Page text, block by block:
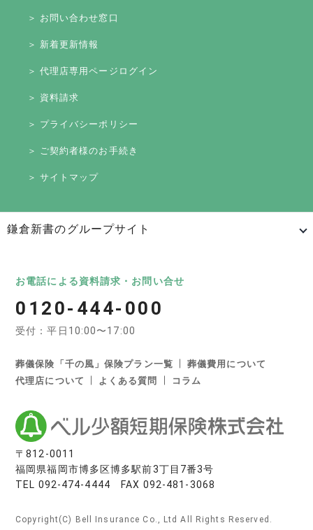
＞ お問い合わせ窓口
＞ 新着更新情報
＞ 代理店専用ページログイン
＞ 資料請求
＞ プライバシーポリシー
＞ ご契約者様のお手続き
＞ サイトマップ
鎌倉新書のグループサイト
いいお墓 Life.（ライフドット） いいお墓-永代供養墓版
いいお墓-ペット霊園版 樹木葬なび
寺院墓地.com 優良墓石・石材店ガイド
お墓の引越し＆墓じまいくん
いい葬儀 いいお坊さん
日本最大級の仏壇仏具総合サイト「いい仏壇」
いい仏壇
お電話による資料請求・お問い合せ
0120-444-000
受付：平日10:00〜17:00
葬儀保険「千の風」保険プラン一覧
葬儀費用について
代理店について
よくある質問 コラム
Copyright(C) Bell Insurance Co., Ltd All Rights Reserved.
〒812-0011
福岡県福岡市博多区博多駅前3丁目7番3号
TEL 092-474-4444 FAX 092-481-3068